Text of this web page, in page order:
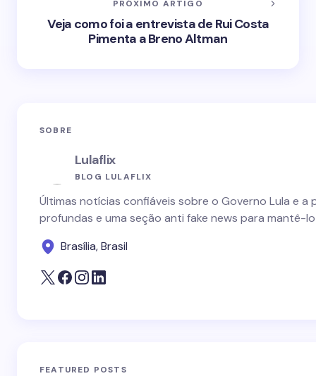
PRÓXIMO ARTIGO
Veja como foi a entrevista de Rui Costa
Pimenta a Breno Altman
SOBRE
Lulaflix
BLOG LULAFLIX
Últimas notícias confiáveis sobre o Governo Lula e
profundas e uma seção anti fake news para mantê-
Brasília, Brasil
FEATURED POSTS